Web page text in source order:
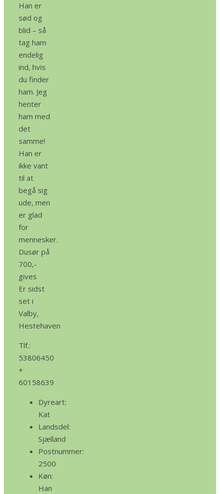
Han er
sød og
blid – så
tag ham
endelig
ind, hvis
du finder
ham. Jeg
henter
ham med
det
samme!
Han er
ikke vant
til at
begå sig
ude, men
er glad
for
mennesker.
Dusør på
700,-
gives
Er sidst
set i
Valby,
Hestehaven
Tlf.:
53806450
+
60158639
Dyreart:
Kat
Landsdel:
Sjælland
Postnummer:
2500
Køn:
Han